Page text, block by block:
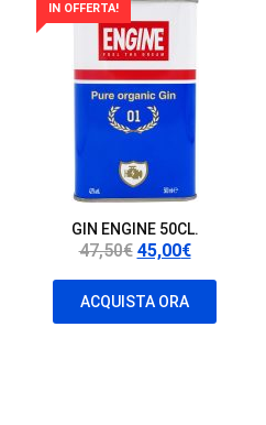
IN OFFERTA!
GIN ENGINE 50CL.
47,50€ Il
prezzo
originale
era:
45,00€Il
prezzo
è:
ACQUISTA ORA